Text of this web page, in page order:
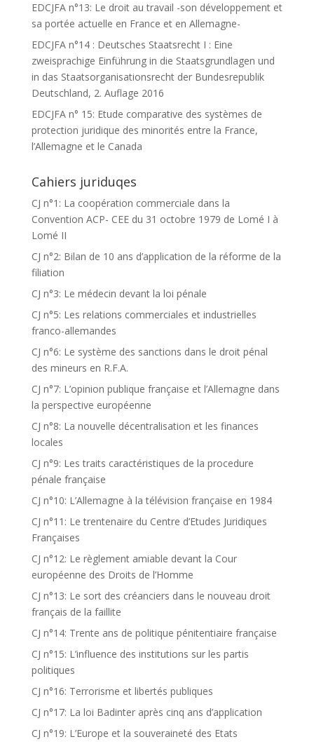
EDCJFA n°13: Le droit au travail -son développement et
sa portée actuelle en France et en Allemagne-
EDCJFA n°14 : Deutsches Staatsrecht I : Eine
zweisprachige Einführung in die Staatsgrundlagen und
in das Staatsorganisationsrecht der Bundesrepublik
Deutschland, 2. Auflage 2016
EDCJFA n° 15: Etude comparative des systèmes de
protection juridique des minorités entre la France,
l’Allemagne et le Canada
Cahiers juriduqes
CJ n°1: La coopération commerciale dans la
Convention ACP- CEE du 31 octobre 1979 de Lomé I à
Lomé II
CJ n°2: Bilan de 10 ans d’application de la réforme de la
filiation
CJ n°3: Le médecin devant la loi pénale
CJ n°5: Les relations commerciales et industrielles
franco-allemandes
CJ n°6: Le système des sanctions dans le droit pénal
des mineurs en R.F.A.
CJ n°7: L’opinion publique française et l’Allemagne dans
la perspective européenne
CJ n°8: La nouvelle décentralisation et les finances
locales
CJ n°9: Les traits caractéristiques de la procedure
pénale française
CJ n°10: L’Allemagne à la télévision française en 1984
CJ n°11: Le trentenaire du Centre d’Etudes Juridiques
Françaises
CJ n°12: Le règlement amiable devant la Cour
européenne des Droits de l’Homme
CJ n°13: Le sort des créanciers dans le nouveau droit
français de la faillite
CJ n°14: Trente ans de politique pénitentiaire française
CJ n°15: L’influence des institutions sur les partis
politiques
CJ n°16: Terrorisme et libertés publiques
CJ n°17: La loi Badinter après cinq ans d’application
CJ n°19: L’Europe et la souveraineté des Etats